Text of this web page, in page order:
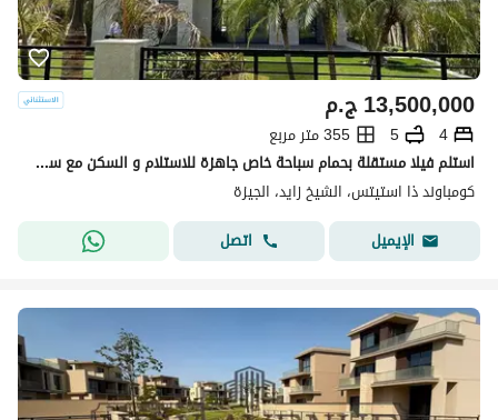
ج.م13,500,000
4
5
355 متر مربع
استلم فيلا مستقلة بحمام سباحة خاص جاهزة للاستلام و السكن مع سوديك في الشيخ زايد بسعر مميز
كومباوند ذا استيتس، الشيخ زايد، الجيزة
الإيميل
اتصل